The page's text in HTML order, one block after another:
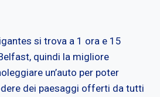
si trova a 1 ora e 15
quindi la migliore
un’auto per poter
dei paesaggi offerti da tutti